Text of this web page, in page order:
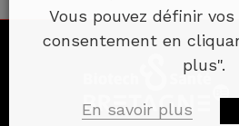
Vous pouvez définir
consentement en
plus".
En savoir plus